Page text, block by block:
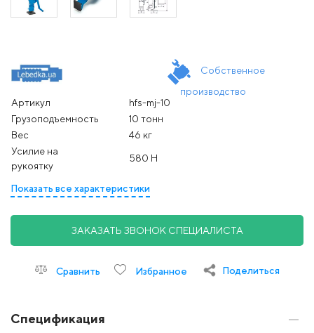
Собственное
производство
Артикул
hfs-mj-10
Грузоподъемность
10 тонн
Вес
46 кг
Усилие на
рукоятку
580 Н
Показать все характеристики
ЗАКАЗАТЬ ЗВОНОК СПЕЦИАЛИСТА
Сравнить Избранное Поделиться
Спецификация